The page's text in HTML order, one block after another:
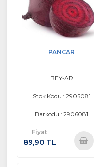
PANCAR
BEY-AR
Stok Kodu : 2906081
Barkodu : 2906081
Fiyat
89,90 TL